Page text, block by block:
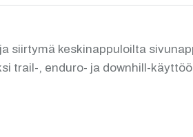
siirtymä keskinappuloilta
trail-, enduro- ja downhill-